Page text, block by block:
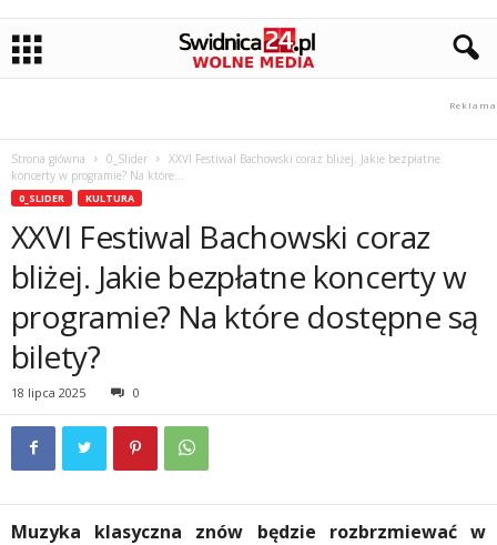
Strona główna 0_Slider
XXVI Festiwal Bachowski coraz bliżej. Jakie bezpłatne
koncerty w programie? Na które...
0_SLIDER KULTURA
XXVI Festiwal Bachowski coraz
bliżej. Jakie bezpłatne koncerty w
programie? Na które dostępne są
bilety?
18 lipca 2025 0
Muzyka klasyczna znów będzie rozbrzmiewać w